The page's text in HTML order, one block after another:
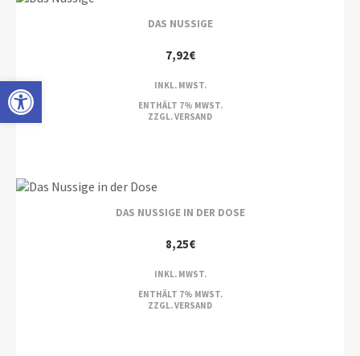
Open toolbar
DAS NUSSIGE
7,92€
INKL. MWST.
ENTHÄLT 7% MWST.
ZZGL.VERSAND
DAS NUSSIGE IN DER DOSE
8,25€
INKL. MWST.
ENTHÄLT 7% MWST.
ZZGL.VERSAND